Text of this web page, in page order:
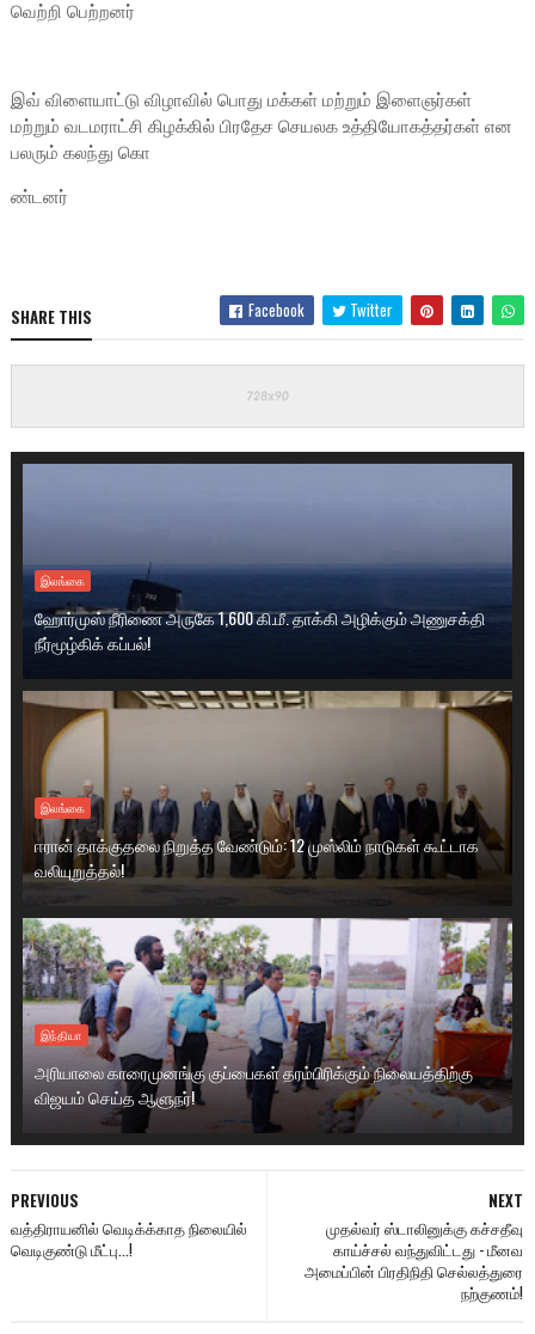
வெற்றி பெற்றனர்
இவ் விளையாட்டு விழாவில் பொது மக்கள் மற்றும் இளைஞர்கள்
மற்றும் வடமராட்சி கிழக்கில் பிரதேச செயலக உத்தியோகத்தர்கள் என
பலரும் கலந்து கொ
ண்டனர்
SHARE THIS Facebook Twitter
இலங்கை
ஹோர்முஸ் நீரிணை அருகே 1,600 கி.மீ. தாக்கி அழிக்கும் அணுசக்தி
நீர்மூழ்கிக் கப்பல்!
இலங்கை
ஈரான் தாக்குதலை நிறுத்த வேண்டும்: 12 முஸ்லிம் நாடுகள் கூட்டாக
வலியுறுத்தல்!
இந்தியா
அரியாலை காரைமுனங்கு குப்பைகள் தரம்பிரிக்கும் நிலையத்திற்கு
விஜயம் செய்த ஆளுநர்!
NEXT
முதல்வர் ஸ்டாலினுக்கு கச்சதீவு
காய்ச்சல் வந்துவிட்டது - மீனவ
அமைப்பின் பிரதிநிதி செல்லத்துரை
நற்குணம்!
PREVIOUS
வத்திராயனில் வெடிக்க்காத நிலையில்
வெடிகுண்டு மீட்பு...!